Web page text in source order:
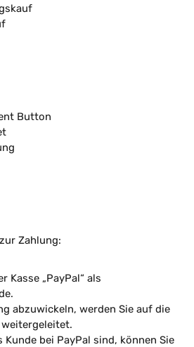
Button
Zahlung:
Kasse „PayPal“ als
abzuwickeln, werden Sie auf die
weitergeleitet.
Kunde bei PayPal sind, können Sie